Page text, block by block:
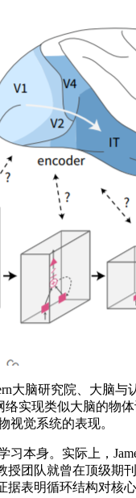
研究院、大脑与认
实现类似大脑的物
视觉系统的表现。
身。实际上，
团队就曾在顶级期刊
证据表明循环结构对